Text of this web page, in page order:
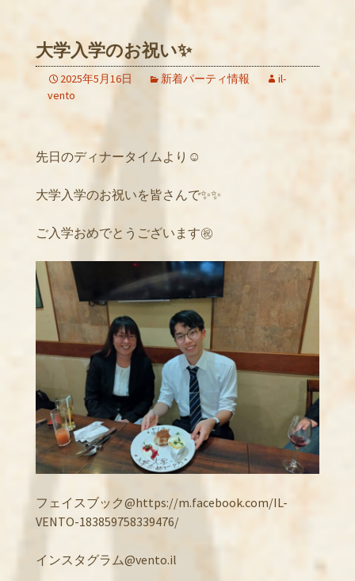
大学入学のお祝い✨
2025年5月16日 新着パーティ情報
il-
vento
先日のディナータイムより☺️
大学入学のお祝いを皆さんで✨✨
ご入学おめでとうございます㊗️
フェイスブック@https://m.facebook.com/IL-
VENTO-183859758339476/
インスタグラム@vento.il